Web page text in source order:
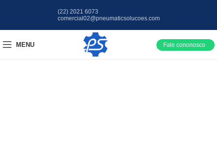
(22) 2021 6073
comercial02@pneumaticsolucoes.com
MENU Fale cononosco